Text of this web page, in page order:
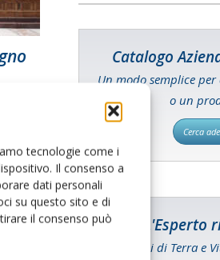
tecnologie come i
Il consenso a
dati personali
su questo sito e di
il consenso può
Catalogo
Un modo semplice
o un
Cerca
L'Esperto
I consigli di Terra e